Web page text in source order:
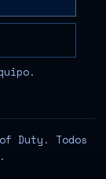
Duty. Todos